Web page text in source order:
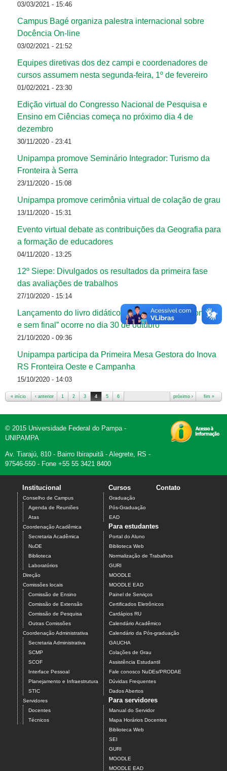
03/03/2021 - 15:46
Campus Bagé organiza palestra internacional sobre
Docência On-line
03/02/2021 - 21:52
Equipes diretivas dos dez campi e coordenadores de
cursos assumem nesta segunda-feira, 1º de fevereiro
01/02/2021 - 23:30
Edição virtual do Congresso Nacional de Pesquisa e
Ensino em Ciências começa no próximo dia 4 de
dezembro
30/11/2020 - 23:41
Unipampa promove Seminário Integrador: Turismo da
Fronteira à Serra
23/11/2020 - 15:08
Unipampa promove cerimônia virtual de colação de grau
13/11/2020 - 15:31
Evento virtual debate as contribuições da Geografia para
a formação de educadores
04/11/2020 - 13:25
12º Siepe: Divulgados os resultados da primeira fase
das avaliações de trabalhos
27/10/2020 - 15:14
Lançamento do livro didático “Uma história com começo
e sem final” ocorre no dia 30 de outubro
21/10/2020 - 09:36
Unipampa participa da Primeira Mesa Gestora do Inova
RS Fronteira Oeste e Campanha
15/10/2020 - 14:03
« início ‹ anterior 1 2 3 4 5 6 próximo › fim »
© 2015 Universidade Federal do Pampa -
UNIPAMPA
Av. Tiarajú, 810 - Bairro Ibirapuitã - Alegrete, RS -
97546-550 - Fone +55 55 3421 8400
Institucional
Conselho de Campus
Agenda de Reuniões
Atas
Coordenação Acadêmica
Secretaria Acadêmica
NuDE
Biblioteca
Laboratórios
Direção
Comissões locais
Comissão de Ensino
Comissão de Extensão
Comissão de Pesquisa
Outras Comissões
Coordenação Administrativa
Secretaria Administrativa
SCMP
SCOF
Interface Pessoal
Planejamento e Infraestrutura
STIC
Servidores
Docentes
Técnicos
Cursos
Graduação
Pós-Graduação
EAD
Contato
Para estudantes
Portal do Aluno
Biblioteca Web
Normalização de Trabalhos
GURI
MOODLE
MOODLE EAD
Painel de Serviços
Certificados Eletrônicos
Cardápios RU
Calendário Acadêmico
Calendário da Pós-graduação
GAUCHA
Colações de Grau
Assistência Estudantil
Fale conosco NuDEs/PRODAE
Dúvidas Frequentes
Dados Abertos
Para servidores
Manual do Servidor
Mapa Horários Docentes
Biblioteca Web
SEI
GURI
MOODLE
MOODLE EAD